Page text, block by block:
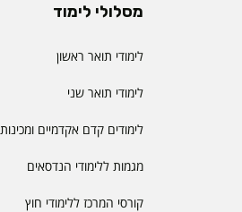
מסלולי לימוד
לימודי תואר ראשון
לימודי תואר שני
לימודים קדם אקדמיים ומכינות
מגמות ללימודי הנדסאים
קורסי המרכז ללימודי חוץ